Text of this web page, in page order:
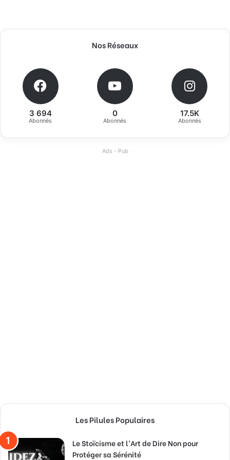
Nos Réseaux
3 694
Abonnés
0
Abonnés
17.5K
Abonnés
Ads - Pub
Les Pilules Populaires
Le Stoïcisme et l’Art de Dire Non pour
Protéger sa Sérénité